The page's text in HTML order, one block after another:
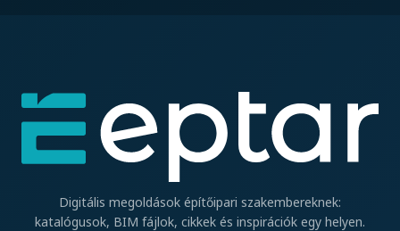
Digitális megoldások építőipari szakembereknek:
katalógusok, BIM fájlok, cikkek és inspirációk egy helyen.